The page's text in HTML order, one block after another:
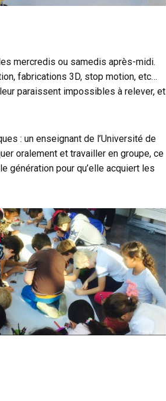
mercredis ou samedis après-midi.
fabrications 3D, stop motion, etc…
paraissent impossibles à relever, et
: un enseignant de l’Université de
oralement et travailler en groupe, ce
génération pour qu’elle acquiert les